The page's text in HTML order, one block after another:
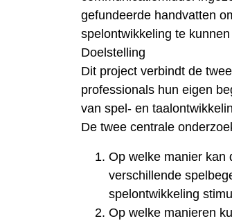
gefundeerde handvatten
spelontwikkeling te
Doelstelling
Dit project verbindt de
professionals hun eigen
van spel- en
De twee centrale
Op welke manier kan
verschillende
spelontwikkeling
Op welke manieren